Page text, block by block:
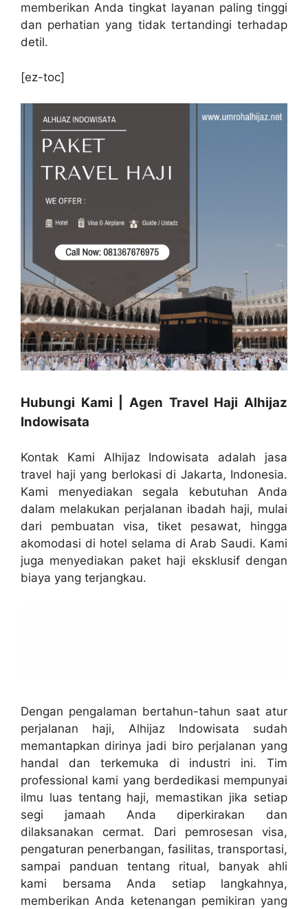
memberikan Anda tingkat layanan paling tinggi
dan perhatian yang tidak tertandingi terhadap
detil.
[ez-toc]
Hubungi Kami | Agen Travel Haji Alhijaz
Indowisata
Kontak Kami Alhijaz Indowisata adalah jasa
travel haji yang berlokasi di Jakarta, Indonesia.
Kami menyediakan segala kebutuhan Anda
dalam melakukan perjalanan ibadah haji, mulai
dari pembuatan visa, tiket pesawat, hingga
akomodasi di hotel selama di Arab Saudi. Kami
juga menyediakan paket haji eksklusif dengan
biaya yang terjangkau.
Dengan pengalaman bertahun-tahun saat atur
perjalanan haji, Alhijaz Indowisata sudah
memantapkan dirinya jadi biro perjalanan yang
handal dan terkemuka di industri ini. Tim
professional kami yang berdedikasi mempunyai
ilmu luas tentang haji, memastikan jika setiap
segi jamaah Anda diperkirakan dan
dilaksanakan cermat. Dari pemrosesan visa,
pengaturan penerbangan, fasilitas, transportasi,
sampai panduan tentang ritual, banyak ahli
kami bersama Anda setiap langkahnya,
memberikan Anda ketenangan pemikiran yang